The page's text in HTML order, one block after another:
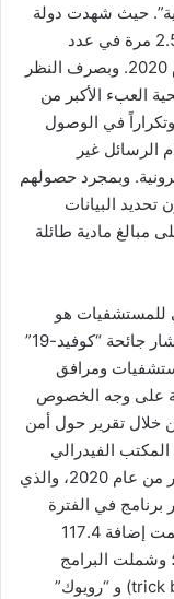
حيث شهدت دولة
الإمارات العربية المتحدة وحدها زيادة بنسبة 2.5 مرة في عدد
الهجمات الإلكترونية التي تعرضت لها في عام 2020. وبصرف النظر
العبء الأكبر من
في الوصول
الرسائل غير
وبمجرد حصولهم
البيانات
مبالغ مادية طائلة
للمستشفيات هو
عبارة عن بند ثانوي في ميزانيتها ولكن بعد انتشار جائحة “كوفيد-19”
ومرافق
على وجه الخصوص
خلال تقرير حول أمن
الفيدرالي
المسؤول عن أمن المعلومات (BSI) في أكتوبر من عام 2020، والذي
برنامج في الفترة
الممتدة بين شهر يونيو 2019 ومايو 2020، وتمت إضافة 117.4
وشملت البرامج
الضارة إيموتيت (emotet) و “تريك بوت” (trick bot) و “رويوك”